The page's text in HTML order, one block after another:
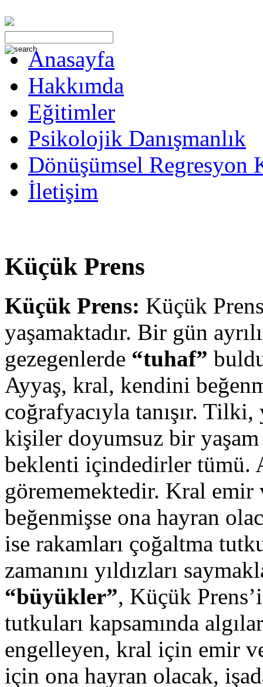
Anasayfa
Hakkımda
Eğitimler
Psikolojik Danışmanlık
Dönüşümsel Regresyon
İletişim
Küçük Prens
Küçük Prens: Küçük
yaşamaktadır. Bir gün
gezegenlerde “tuhaf”
Ayyaş, kral, kendini
coğrafyacıyla tanışır. Tilki,
kişiler doyumsuz bir
beklenti içindedirler tümü.
görememektedir. Kral
beğenmişse ona hayran
ise rakamları çoğaltma
zamanını yıldızları
“büyükler”, Küçük
tutkuları kapsamında
engelleyen, kral için emir
için ona hayran olacak,